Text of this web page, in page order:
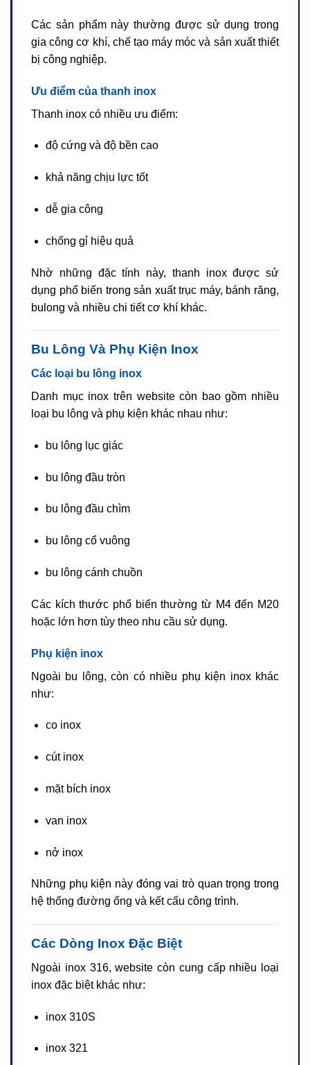
Các sản phẩm này thường được sử dụng trong
gia công cơ khí, chế tạo máy móc và sản xuất thiết
bị công nghiệp.
Ưu điểm của thanh inox
Thanh inox có nhiều ưu điểm:
độ cứng và độ bền cao
khả năng chịu lực tốt
dễ gia công
chống gỉ hiệu quả
Nhờ những đặc tính này, thanh inox được sử
dụng phổ biến trong sản xuất trục máy, bánh răng,
bulong và nhiều chi tiết cơ khí khác.
Bu Lông Và Phụ Kiện Inox
Các loại bu lông inox
Danh mục inox trên website còn bao gồm nhiều
loại bu lông và phụ kiện khác nhau như:
bu lông lục giác
bu lông đầu tròn
bu lông đầu chìm
bu lông cổ vuông
bu lông cánh chuồn
Các kích thước phổ biến thường từ M4 đến M20
hoặc lớn hơn tùy theo nhu cầu sử dụng.
Phụ kiện inox
Ngoài bu lông, còn có nhiều phụ kiện inox khác
như:
co inox
cút inox
mặt bích inox
van inox
nở inox
Những phụ kiện này đóng vai trò quan trọng trong
hệ thống đường ống và kết cấu công trình.
Các Dòng Inox Đặc Biệt
Ngoài inox 316, website còn cung cấp nhiều loại
inox đặc biệt khác như:
inox 310S
inox 321